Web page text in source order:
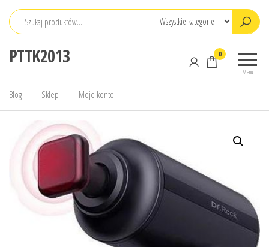
Przejdź
PTTK2013
Menu
0
Blog Sklep Moje konto